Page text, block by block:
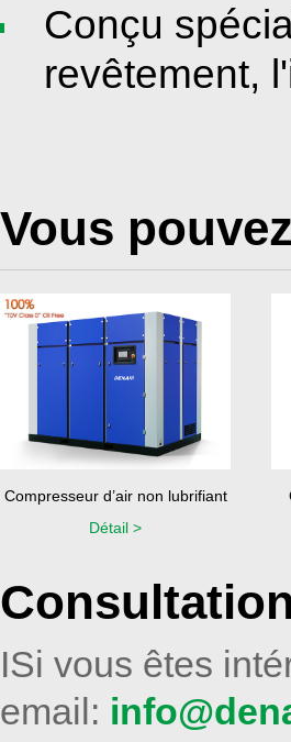
Conçu
revêtement,
Vous
Compresseur d’air non lubrifiant
Détail >
ISi vous êtes
email: